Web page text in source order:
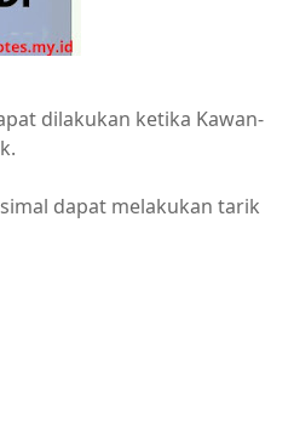
dilakukan ketika Kawan-
dapat melakukan tarik